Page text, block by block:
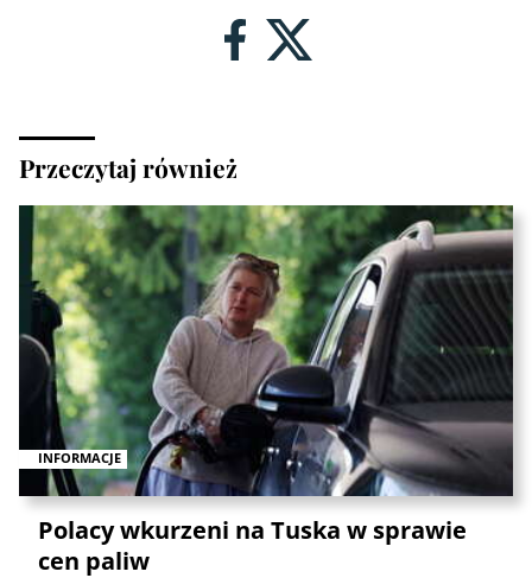
Przeczytaj również
INFORMACJE
Polacy wkurzeni na Tuska w sprawie
cen paliw